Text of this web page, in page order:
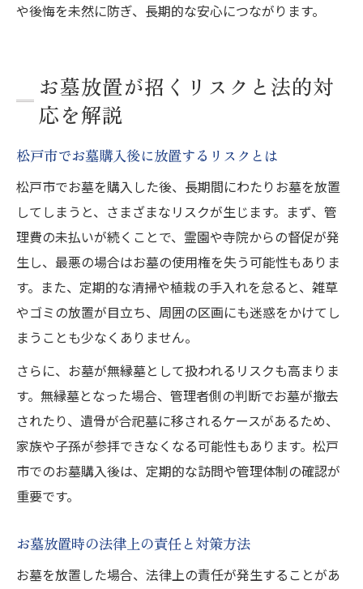
や後悔を未然に防ぎ、長期的な安心につながります。
お墓放置が招くリスクと法的対
応を解説
松戸市でお墓購入後に放置するリスクとは
松戸市でお墓を購入した後、長期間にわたりお墓を放置
してしまうと、さまざまなリスクが生じます。まず、管
理費の未払いが続くことで、霊園や寺院からの督促が発
生し、最悪の場合はお墓の使用権を失う可能性もありま
す。また、定期的な清掃や植栽の手入れを怠ると、雑草
やゴミの放置が目立ち、周囲の区画にも迷惑をかけてし
まうことも少なくありません。
さらに、お墓が無縁墓として扱われるリスクも高まりま
す。無縁墓となった場合、管理者側の判断でお墓が撤去
されたり、遺骨が合祀墓に移されるケースがあるため、
家族や子孫が参拝できなくなる可能性もあります。松戸
市でのお墓購入後は、定期的な訪問や管理体制の確認が
重要です。
お墓放置時の法律上の責任と対策方法
お墓を放置した場合、法律上の責任が発生することがあ